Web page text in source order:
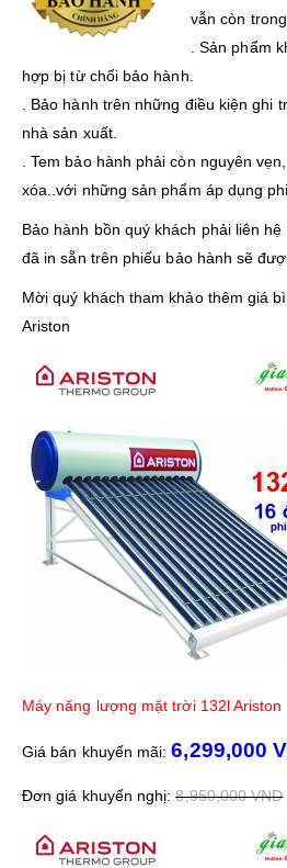
vẫn còn
. Sản phẩm
hợp bị từ chối bảo hành.
. Bảo hành trên những điều kiện ghi
nhà sản xuất.
. Tem bảo hành phải còn nguyên
xóa..với những sản phẩm áp dụng
Bảo hành bồn quý khách phải liên
đã in sẵn trên phiếu bảo hành sẽ
Mời quý khách tham khảo thêm giá
Ariston
Máy năng lượng mặt trời 132l Ariston
Giá bán khuyến mãi:6,299,000
Đơn giá khuyến nghị:8,950,000 VND